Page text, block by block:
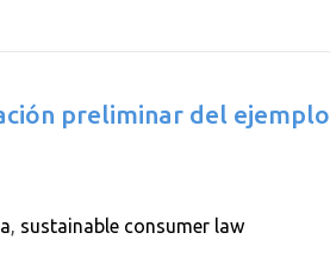
preliminar del ejemplo
, sustainable consumer law